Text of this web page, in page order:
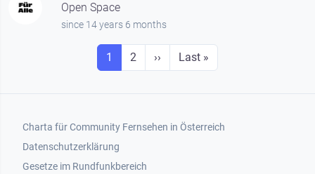
Open Space
since 14 years 6 months
Seitennummerierung
Seite
1 Seite
2 Next page
›› Last page
Last »
Footer 1
Charta für Community Fernsehen in Österreich
Datenschutzerklärung
Gesetze im Rundfunkbereich